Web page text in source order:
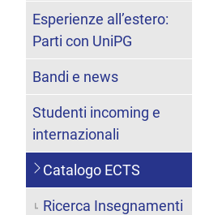
Esperienze all’estero:
Parti con UniPG
Bandi e news
Studenti incoming e
internazionali
Catalogo ECTS
Ricerca Insegnamenti